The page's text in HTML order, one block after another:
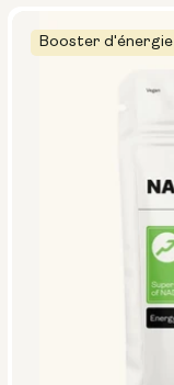
Booster d'énergie